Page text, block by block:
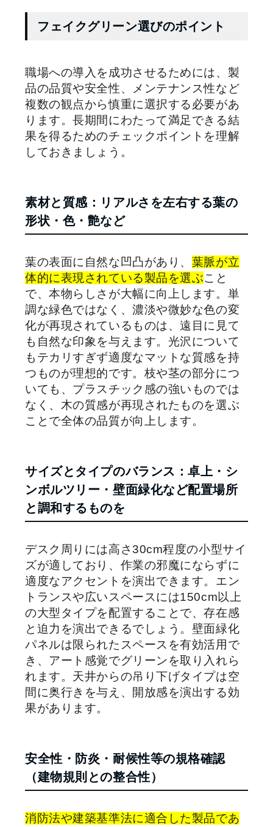
フェイクグリーン選びのポイント
職場への導入を成功させるためには、製
品の品質や安全性、メンテナンス性など
複数の観点から慎重に選択する必要があ
ります。長期間にわたって満足できる結
果を得るためのチェックポイントを理解
しておきましょう。
素材と質感：リアルさを左右する葉の
形状・色・艶など
葉の表面に自然な凹凸があり、 葉脈が立
体的に表現されている製品を選ぶこと
で、本物らしさが大幅に向上します。単
調な緑色ではなく、濃淡や微妙な色の変
化が再現されているものは、遠目に見て
も自然な印象を与えます。光沢について
もテカリすぎず適度なマットな質感を持
つものが理想的です。枝や茎の部分につ
いても、プラスチック感の強いものでは
なく、木の質感が再現されたものを選ぶ
ことで全体の品質が向上します。
サイズとタイプのバランス：卓上・シ
ンボルツリー・壁面緑化など配置場所
と調和するものを
デスク周りには高さ30cm程度の小型サイ
ズが適しており、作業の邪魔にならずに
適度なアクセントを演出できます。エン
トランスや広いスペースには150cm以上
の大型タイプを配置することで、存在感
と迫力を演出できるでしょう。壁面緑化
パネルは限られたスペースを有効活用で
き、アート感覚でグリーンを取り入れら
れます。天井からの吊り下げタイプは空
間に奥行きを与え、開放感を演出する効
果があります。
安全性・防炎・耐候性等の規格確認
（建物規則との整合性）
消防法や建築基準法に適合した製品であ